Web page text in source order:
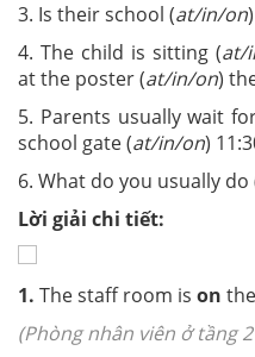
3. Is their school (at/in/on
4. The child is sitting (at/
at the poster (at/in/on)
5. Parents usually wait
school gate (at/in/on)
6. What do you usually do
Lời giải chi tiết:
1. The staff room is on
(Phòng nhân viên ở tầng